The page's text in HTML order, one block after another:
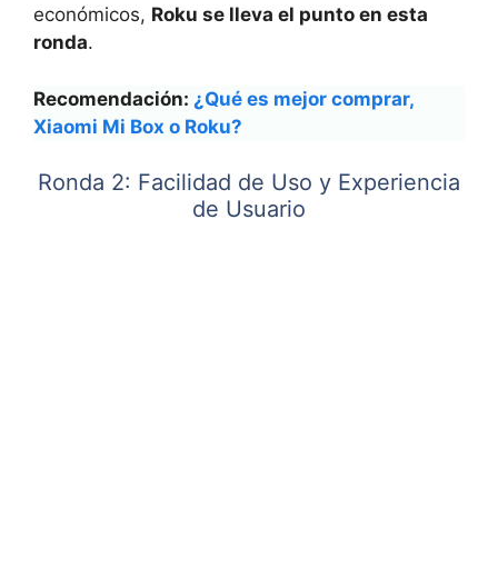
económicos, Roku se lleva el punto en esta
ronda.
Recomendación: ¿Qué es mejor comprar,
Xiaomi Mi Box o Roku?
Ronda 2: Facilidad de Uso y Experiencia
de Usuario